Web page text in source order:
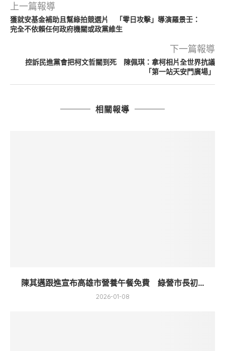
上一篇報導
獲就安基金補助且幫綠拍競選片 「零日攻擊」導演羅景壬：
完全不依賴任何政府機關或政黨維生
下一篇報導
控訴民進黨會把柯文哲關到死 陳佩琪：拿柯相片全世界抗議
「第一站天安門廣場」
相關報導
陳其邁跟進宣布高雄市營養午餐免費 綠營市長初...
2026-01-08